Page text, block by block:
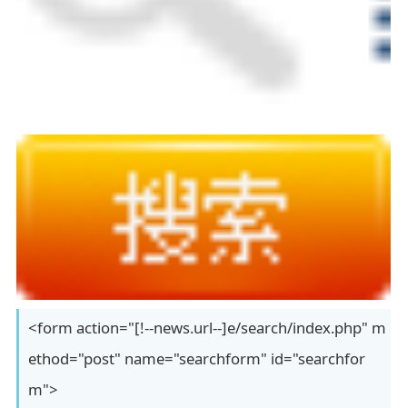
<form action="[!--news.url--]e/search/index.php" m
ethod="post" name="searchform" id="searchfor
m">